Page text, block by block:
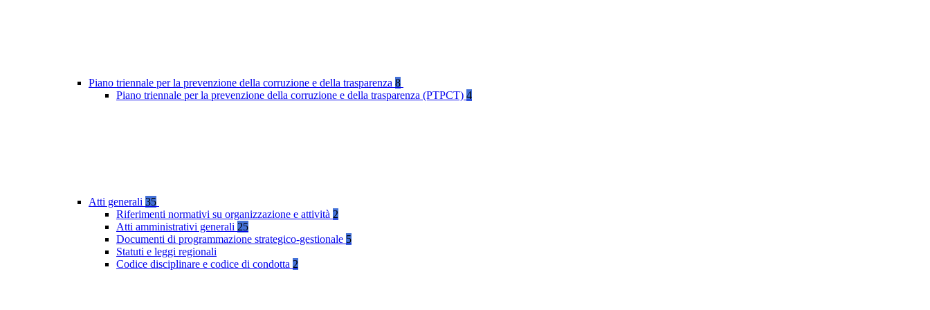
Piano triennale per la prevenzione della corruzione e della trasparenza 8
Piano triennale per la prevenzione della corruzione e della trasparenza (PTPCT) 4
Atti generali 35
Riferimenti normativi su organizzazione e attività 2
Atti amministrativi generali 25
Documenti di programmazione strategico-gestionale 5
Statuti e leggi regionali
Codice disciplinare e codice di condotta 2